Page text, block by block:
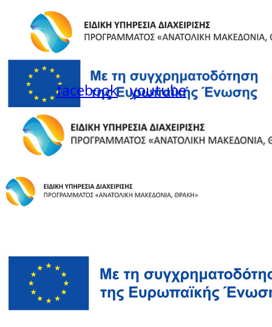
facebook
youtube
Instagram